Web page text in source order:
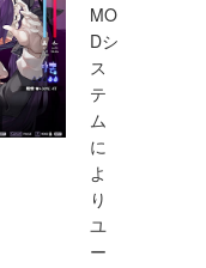
MO
Dシ
ス
テ
ム
に
よ
り
ユ
ー